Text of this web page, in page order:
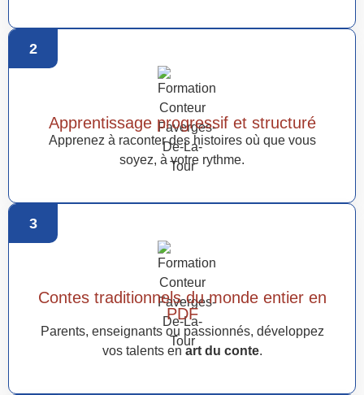
2
Apprentissage progressif et structuré
Apprenez à raconter des histoires où que vous
soyez, à votre rythme.
3
Contes traditionnels du monde entier en
PDF
Parents, enseignants ou passionnés, développez
vos talents en art du conte.